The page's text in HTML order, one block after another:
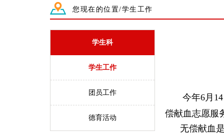
您现在的位置/学生工作
学生科
学生工作
团员工作
德育活动
今年6月 14
偿献血志愿服
无偿献血是